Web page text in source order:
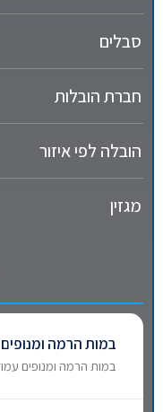
סבלים
חברת הובלות
הובלה לפי איזור
מגזין
במות הרמה ומנופים
במות הרמה ומנופים